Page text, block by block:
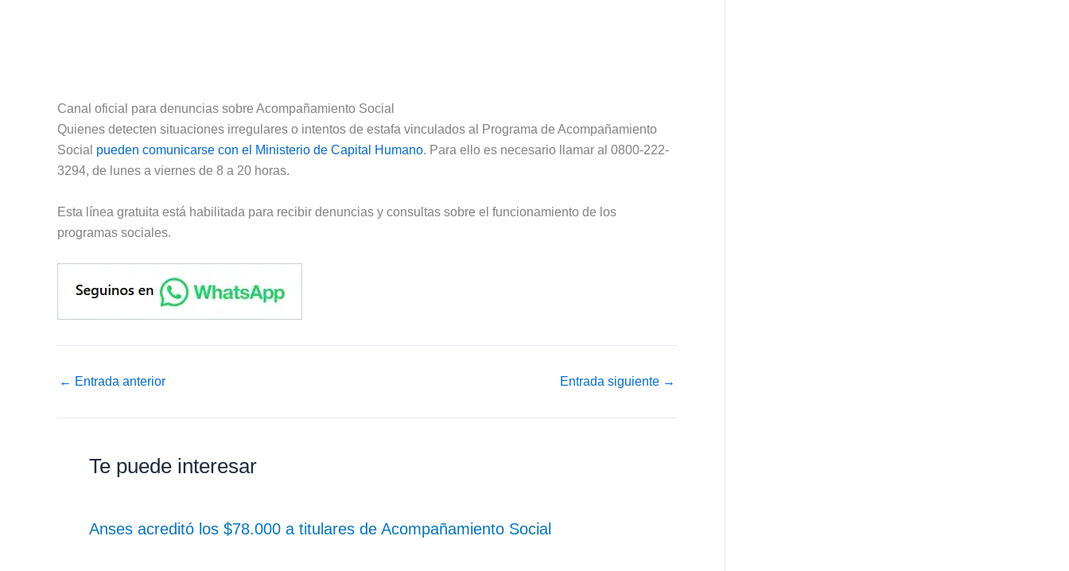
Canal oficial para denuncias sobre Acompañamiento Social
Quienes detecten situaciones irregulares o intentos de estafa vinculados al Programa de Acompañamiento
Social pueden comunicarse con el Ministerio de Capital Humano. Para ello es necesario llamar al 0800-222-
3294, de lunes a viernes de 8 a 20 horas.
Esta línea gratuita está habilitada para recibir denuncias y consultas sobre el funcionamiento de los
programas sociales.
← Entrada anterior Entrada siguiente →
Te puede interesar
Anses acreditó los $78.000 a titulares de Acompañamiento Social